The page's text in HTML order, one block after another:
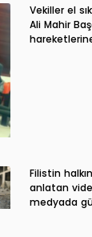
Vekiller el
Ali Mahir
Filistin
anlatan
medyada